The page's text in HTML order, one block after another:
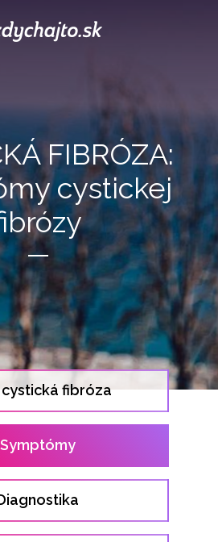
FIBRÓZA:
cystickej
cystická fibróza
Symptómy